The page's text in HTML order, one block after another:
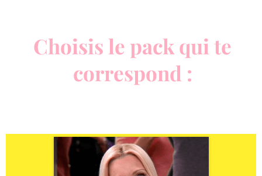
Choisis le pack qui te
correspond :